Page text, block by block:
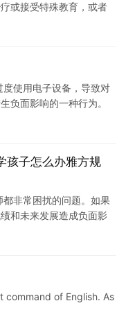
或接受特殊教育，或者
使用电子设备，导致对
负面影响的一种行为。
孩子怎么办雅方规
非常困扰的问题。如果
和未来发展造成负面影
command of English. As